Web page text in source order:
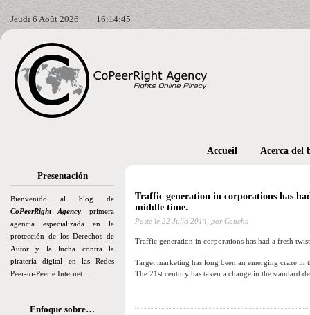
Jeudi 6 Août 2026 16:14:46
Presentación
Bienvenido al blog de
CoPeerRight Agency , primera
agencia especializada en la
protección de los Derechos de
Autor y la lucha contra la
piratería digital en las Redes
Peer-to-Peer e Internet.
Enfoque sobre…
Accueil Acerca del
Traffic generation in corporations has
middle time.
Posté le 22 Julio 2014, por Concha
Traffic generation in corporations has had a fresh
Target marketing has long been an emerging craze
The 21st century has taken a change in the standard